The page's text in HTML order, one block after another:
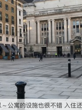
取消预订，并可获得全
能取消，但是如果找到
以酌情取消，但也需要支
须遵守公寓的终止合同申
：
在以下情况下，由公寓方
户和担保人，且愿意在本
协议相同（请注意——您
周的剩余期限;
公寓的设施也很不错 入住